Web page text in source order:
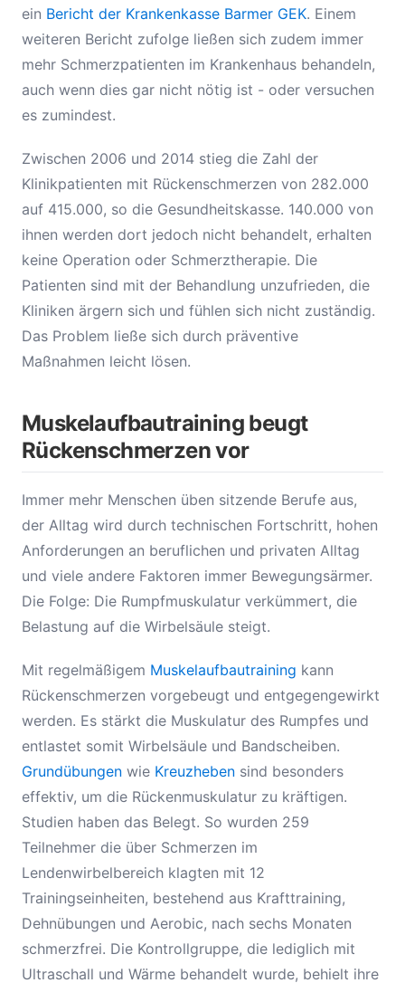
ein Bericht der Krankenkasse Barmer GEK. Einem
weiteren Bericht zufolge ließen sich zudem immer
mehr Schmerzpatienten im Krankenhaus behandeln,
auch wenn dies gar nicht nötig ist - oder versuchen
es zumindest.
Zwischen 2006 und 2014 stieg die Zahl der
Klinikpatienten mit Rückenschmerzen von 282.000
auf 415.000, so die Gesundheitskasse. 140.000 von
ihnen werden dort jedoch nicht behandelt, erhalten
keine Operation oder Schmerztherapie. Die
Patienten sind mit der Behandlung unzufrieden, die
Kliniken ärgern sich und fühlen sich nicht zuständig.
Das Problem ließe sich durch präventive
Maßnahmen leicht lösen.
Muskelaufbautraining beugt
Rückenschmerzen vor
Immer mehr Menschen üben sitzende Berufe aus,
der Alltag wird durch technischen Fortschritt, hohen
Anforderungen an beruflichen und privaten Alltag
und viele andere Faktoren immer Bewegungsärmer.
Die Folge: Die Rumpfmuskulatur verkümmert, die
Belastung auf die Wirbelsäule steigt.
Mit regelmäßigem Muskelaufbautraining kann
Rückenschmerzen vorgebeugt und entgegengewirkt
werden. Es stärkt die Muskulatur des Rumpfes und
entlastet somit Wirbelsäule und Bandscheiben.
Grundübungen wie Kreuzheben sind besonders
effektiv, um die Rückenmuskulatur zu kräftigen.
Studien haben das Belegt. So wurden 259
Teilnehmer die über Schmerzen im
Lendenwirbelbereich klagten mit 12
Trainingseinheiten, bestehend aus Krafttraining,
Dehnübungen und Aerobic, nach sechs Monaten
schmerzfrei. Die Kontrollgruppe, die lediglich mit
Ultraschall und Wärme behandelt wurde, behielt ihre